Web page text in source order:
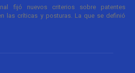
fijó nuevos criterios sobre patentes
las críticas y posturas. La que se definió